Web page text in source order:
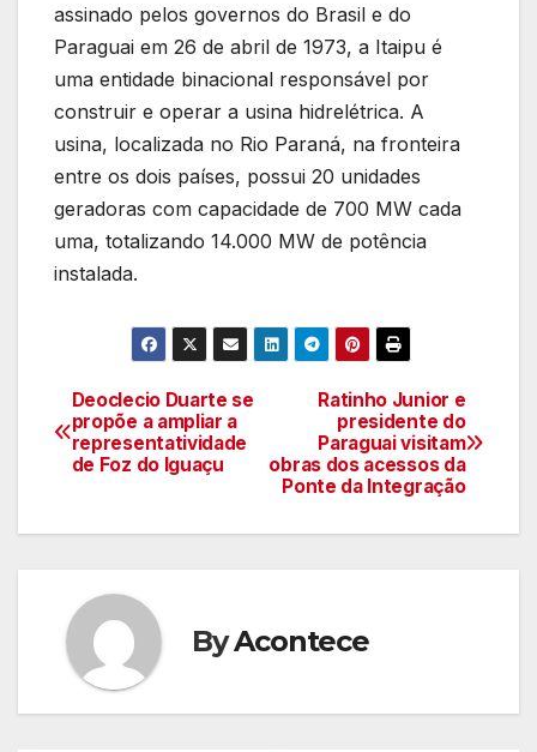
assinado pelos governos do Brasil e do
Paraguai em 26 de abril de 1973, a Itaipu é
uma entidade binacional responsável por
construir e operar a usina hidrelétrica. A
usina, localizada no Rio Paraná, na fronteira
entre os dois países, possui 20 unidades
geradoras com capacidade de 700 MW cada
uma, totalizando 14.000 MW de potência
instalada.
Navegação
de
Ratinho Junior e
presidente do
Paraguai visitam
obras dos acessos da
Ponte da Integração
Deoclecio Duarte se
propõe a ampliar a
representatividade
de Foz do Iguaçu
ByAcontece